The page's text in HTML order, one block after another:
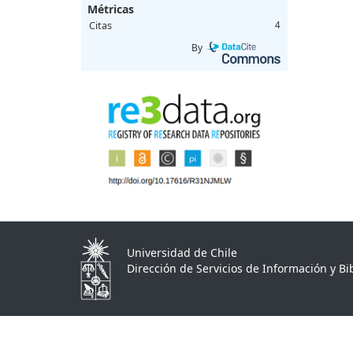
Métricas
Citas 4
By
Universidad de Chile
Dirección de Servicios de Información y